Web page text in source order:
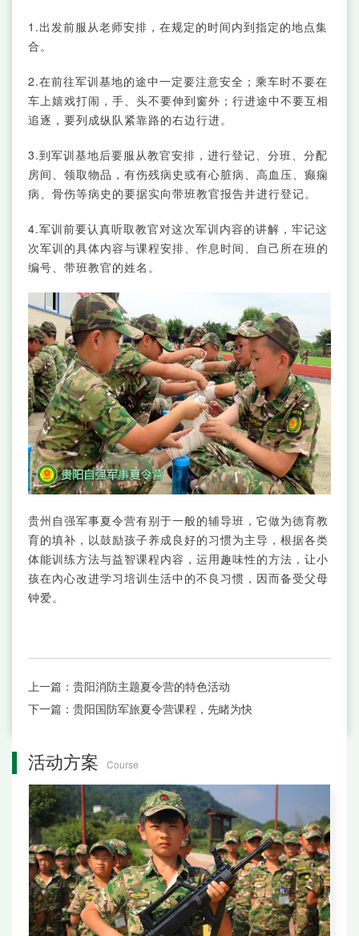
1.出发前服从老师安排，在规定的时间内到指定的地点集
合。
2.在前往军训基地的途中一定要注意安全；乘车时不要在
车上嬉戏打闹，手、头不要伸到窗外；行进途中不要互相
追逐，要列成纵队紧靠路的右边行进。
3.到军训基地后要服从教官安排，进行登记、分班、分配
房间、领取物品，有伤残病史或有心脏病、高血压、癫痫
病、骨伤等病史的要据实向带班教官报告并进行登记。
4.军训前要认真听取教官对这次军训内容的讲解，牢记这
次军训的具体内容与课程安排、作息时间、自己所在班的
编号、带班教官的姓名。
贵州自强军事夏令营有别于一般的辅导班，它做为德育教
育的填补，以鼓励孩子养成良好的习惯为主导，根据各类
体能训练方法与益智课程内容，运用趣味性的方法，让小
孩在內心改进学习培训生活中的不良习惯，因而备受父母
钟爱。
上一篇： 贵阳消防主题夏令营的特色活动
下一篇： 贵阳国防军旅夏令营课程，先睹为快
活动方案 Course